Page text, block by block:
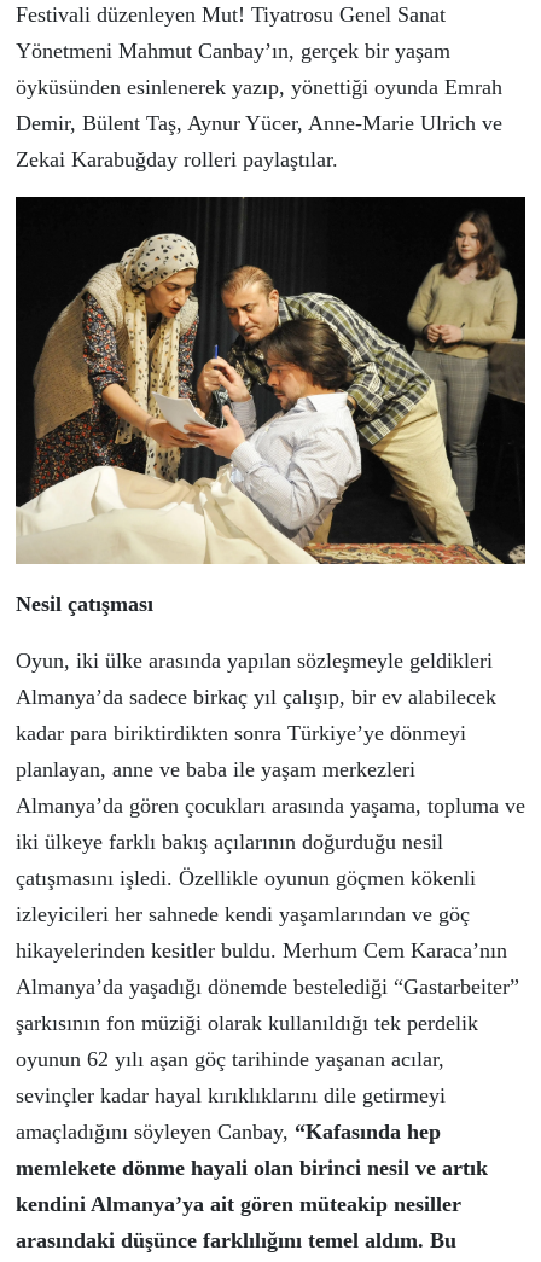
Festivali düzenleyen Mut! Tiyatrosu Genel Sanat
Yönetmeni Mahmut Canbay’ın, gerçek bir yaşam
öyküsünden esinlenerek yazıp, yönettiği oyunda Emrah
Demir, Bülent Taş, Aynur Yücer, Anne-Marie Ulrich ve
Zekai Karabuğday rolleri paylaştılar.
Nesil çatışması
Oyun, iki ülke arasında yapılan sözleşmeyle geldikleri
Almanya’da sadece birkaç yıl çalışıp, bir ev alabilecek
kadar para biriktirdikten sonra Türkiye’ye dönmeyi
planlayan, anne ve baba ile yaşam merkezleri
Almanya’da gören çocukları arasında yaşama, topluma ve
iki ülkeye farklı bakış açılarının doğurduğu nesil
çatışmasını işledi. Özellikle oyunun göçmen kökenli
izleyicileri her sahnede kendi yaşamlarından ve göç
hikayelerinden kesitler buldu. Merhum Cem Karaca’nın
Almanya’da yaşadığı dönemde bestelediği “Gastarbeiter”
şarkısının fon müziği olarak kullanıldığı tek perdelik
oyunun 62 yılı aşan göç tarihinde yaşanan acılar,
sevinçler kadar hayal kırıklıklarını dile getirmeyi
amaçladığını söyleyen Canbay, “Kafasında hep
memlekete dönme hayali olan birinci nesil ve artık
kendini Almanya’ya ait gören müteakip nesiller
arasındaki düşünce farklılığını temel aldım. Bu